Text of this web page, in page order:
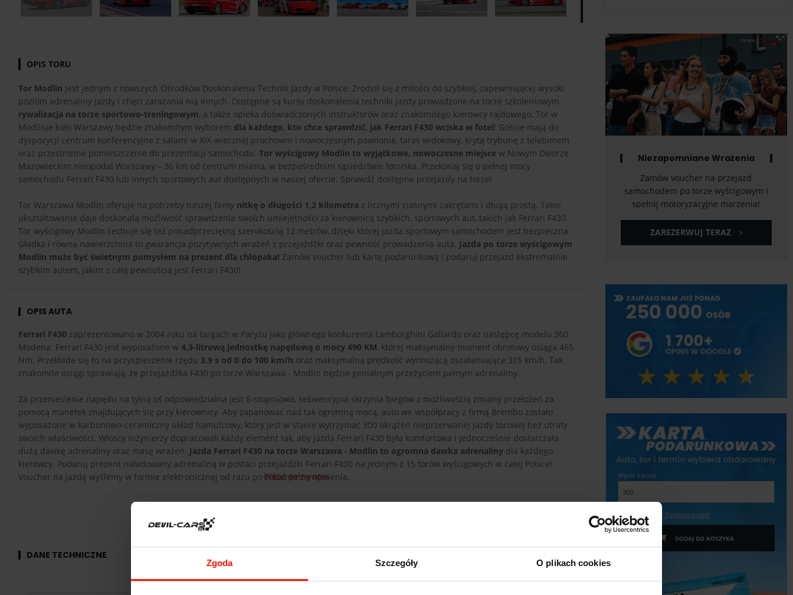
Zgoda Szczegóły O plikach cookies
OPIS TORU
Tor Modlin jest jednym z nowszych Ośrodków Doskonalenia Technik Jazdy w Polsce. Zrodził się z miłości do szybkiej, zapewniającej wysoki
poziom adrenaliny jazdy i chęci zarażania nią innych. Dostępne są kursy doskonalenia techniki jazdy prowadzone na torze szkoleniowym,
rywalizacja na torze sportowo-treningowym, a także opieka doświadczonych instruktorów oraz znakomitego kierowcy rajdowego. Tor w
Modlinie koło Warszawy będzie znakomitym wyborem dla każdego, kto chce sprawdzić, jak Ferrari F430 wciska w fotel! Goście mają do
dyspozycji centrum konferencyjne z salami w XIX-wiecznej prochowni i nowoczesnym pawilonie, taras widokowy, krytą trybunę z telebimem
oraz przestronne pomieszczenie do prezentacji samochodu. Tor wyścigowy Modlin to wyjątkowe, nowoczesne miejsce w Nowym Dworze
Mazowieckim nieopodal Warszawy – 36 km od centrum miasta, w bezpośrednim sąsiedztwie lotniska. Przekonaj się o pełnej mocy
samochodu Ferrari F430 lub innych sportowych aut dostępnych w naszej ofercie. Sprawdź dostępne przejazdy na torze!
Tor Warszawa Modlin oferuje na potrzeby naszej firmy nitkę o długości 1,2 kilometra z licznymi ciasnymi zakrętami i długą prostą. Takie
ukształtowanie daje doskonałą możliwość sprawdzenia swoich umiejętności za kierownicą szybkich, sportowych aut, takich jak Ferrari F430.
Tor wyścigowy Modlin cechuje się też ponadprzeciętną szerokością 12 metrów, dzięki której jazda sportowym samochodem jest bezpieczna.
Gładka i równa nawierzchnia to gwarancja pozytywnych wrażeń z przejażdżki oraz pewność prowadzenia auta. Jazda po torze wyścigowym
Modlin może być świetnym pomysłem na prezent dla chłopaka! Zamów voucher lub kartę podarunkową i podaruj przejazd ekstremalnie
szybkim autem, jakim z całą pewnością jest Ferrari F430!
OPIS AUTA
Ferrari F430 zaprezentowano w 2004 roku na targach w Paryżu jako głównego konkurenta Lamborghini Gallardo oraz następcę modelu 360
Modena. Ferrari F430 jest wyposażone w 4,3-litrową jednostkę napędową o mocy 490 KM, której maksymalny moment obrotowy osiąga 465
Nm. Przekłada się to na przyspieszenie rzędu 3,9 s od 0 do 100 km/h oraz maksymalną prędkość wynoszącą oszałamiające 315 km/h. Tak
znakomite osiągi sprawiają, że przejażdżka F430 po torze Warszawa - Modlin będzie genialnym przeżyciem pełnym adrenaliny.
Za przeniesienie napędu na tylną oś odpowiedzialna jest 6-stopniowa, sekwencyjna skrzynia biegów z możliwością zmiany przełożeń za
pomocą manetek znajdujących się przy kierownicy. Aby zapanować nad tak ogromną mocą, auto we współpracy z firmą Brembo zostało
wyposażone w karbonowo-ceramiczny układ hamulcowy, który jest w stanie wytrzymać 300 okrążeń nieprzerwanej jazdy torowej bez utraty
swoich właściwości. Włoscy inżynierzy dopracowali każdy element tak, aby jazda Ferrari F430 była komfortowa i jednocześnie dostarczała
dużą dawkę adrenaliny oraz masę wrażeń. Jazda Ferrari F430 na torze Warszawa - Modlin to ogromna dawka adrenaliny dla każdego
kierowcy. Podaruj prezent naładowany adrenaliną w postaci przejażdżki Ferrari F430 na jednym z 15 torów wyścigowych w całej Polsce!
Voucher na jazdę wyślemy w formie elektronicznej od razu po złożeniu zamówienia.
Pokaż pełny opis
DANE TECHNICZNE
Ferrari F430
Niezapomniane Wrażenia
Zamów voucher na przejazd
samochodem po torze wyścigowym i
spełnij motoryzacyjne marzenia!
ZAREZERWUJ TERAZ
Wpisz kwotę
Więcej o Karcie Podarunkowej
DODAJ DO KOSZYKA